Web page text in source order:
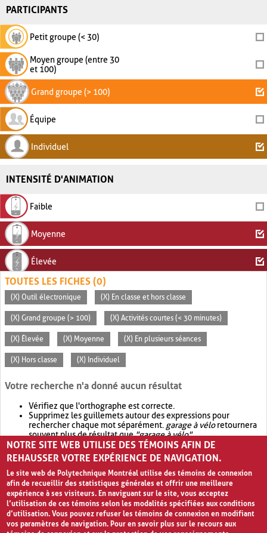
PARTICIPANTS
Petit groupe (< 30)
Moyen groupe (entre 30
et 100)
Grand groupe (> 100)
Équipe
Individuel
INTENSITÉ D'ANIMATION
Faible
Moyenne
Élevée
TOUTES LES FICHES (0)
(X) Outil électronique (X) En classe et hors classe
(X) Grand groupe (> 100) (X) Activités courtes (< 30 minutes)
(X) Élevée (X) Moyenne (X) En plusieurs séances
(X) Hors classe (X) Individuel
Votre recherche n'a donné aucun résultat
Vérifiez que l'orthographe est correcte.
Supprimez les guillemets autour des expressions pour
rechercher chaque mot séparément. garage à véloretournera
souvent plus de résultat que"garage à vélo".
Envisagez d'élargir votre recherche avec OR.garage OR vélo
retournera souvent plus de résultat quegarage à vélo
NOTRE SITE WEB UTILISE DES TÉMOINS AFIN DE
REHAUSSER VOTRE EXPÉRIENCE DE NAVIGATION.
Le site web de Polytechnique Montréal utilise des témoins de connexion
afin de recueillir des statistiques générales et offrir une meilleure
expérience à ses visiteurs. En naviguant sur le site, vous acceptez
l’utilisation de ces témoins selon les modalités spécifiées aux conditions
d’utilisation. Vous pouvez refuser les témoins de connexion en modifiant
vos paramètres de navigation. Pour en savoir plus sur le recours aux